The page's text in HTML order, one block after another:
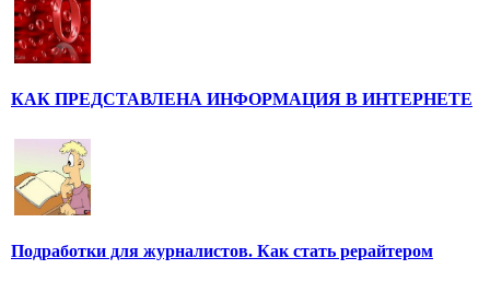
КАК ПРЕДСТАВЛЕНА ИНФОРМАЦИЯ В ИНТЕРНЕТЕ
Подработки для журналистов. Как стать рерайтером